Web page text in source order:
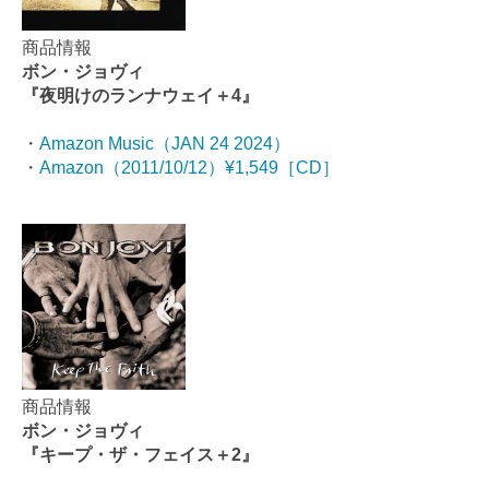
商品情報
ボン・ジョヴィ
『夜明けのランナウェイ＋4』
・ Amazon Music（JAN 24 2024）
・ Amazon（2011/10/12）¥1,549［CD］
商品情報
ボン・ジョヴィ
『キープ・ザ・フェイス＋2』